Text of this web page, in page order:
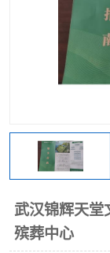
武汉锦辉天堂
殡葬中心